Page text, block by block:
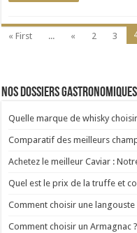
« First ... « 2 3
Nos dossiers gastronomiques
Quelle marque de whisky
Comparatif des meilleurs
Achetez le meilleur Caviar :
Quel est le prix de la truffe et
Comment choisir une langouste
Comment choisir un Armagnac ?